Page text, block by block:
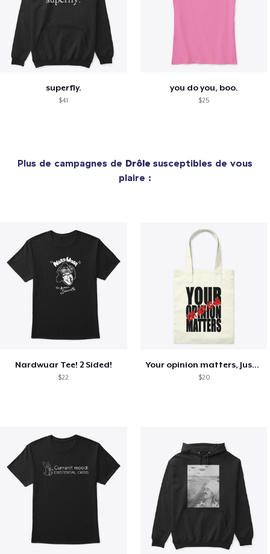
superfly.
$41
you do you, boo.
$25
Plus de campagnes de Drôle susceptibles de vous
plaire :
Nardwuar Tee! 2 Sided!
$22
Your opinion matters, Just not to me!
$20